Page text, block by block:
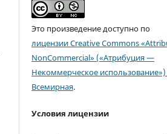
Это произведение доступно по
лицензии Creative Commons
NonCommercial» («Атрибуция —
Некоммерческое использование»)
Всемирная.
Условия лицензии